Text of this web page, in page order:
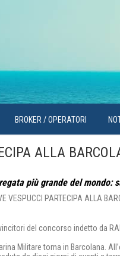
BROKER / OPERATORI
ALLA
più grande del mondo:
del concorso indetto da
Militare torna in Barcolana.